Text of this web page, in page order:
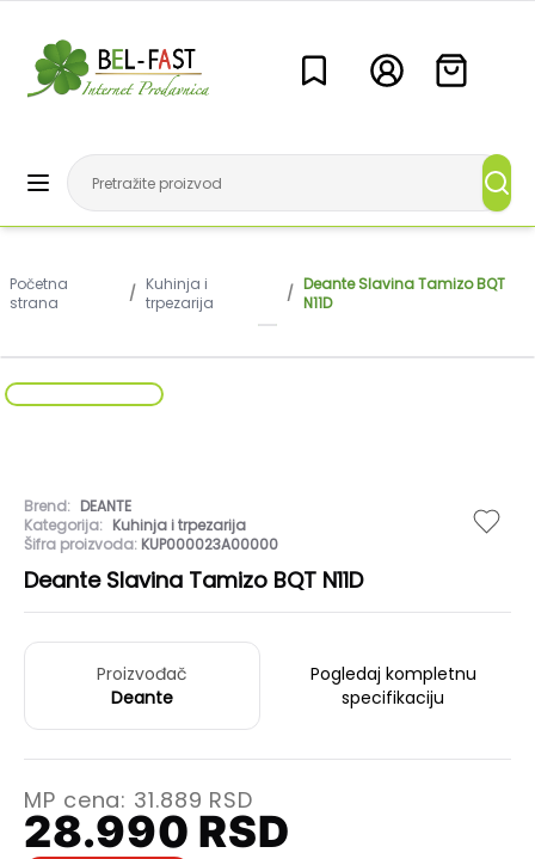
Početna
strana
/ Kuhinja i
trpezarija
/ Deante Slavina Tamizo BQT
N11D
Brend: DEANTE
Kategorija: Kuhinja i trpezarija
Šifra proizvoda: KUP000023A00000
Deante Slavina Tamizo BQT N11D
Proizvođač
Deante
Pogledaj kompletnu
specifikaciju
MP cena: 31.889 RSD
28.990 RSD